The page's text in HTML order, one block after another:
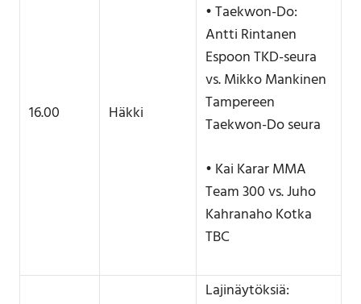
16.00 Häkki
• Taekwon-Do:
Antti Rintanen
Espoon TKD-seura
vs. Mikko Mankinen
Tampereen
Taekwon-Do seura
• Kai Karar MMA
Team 300 vs. Juho
Kahranaho Kotka
TBC
Lajinäytöksiä: